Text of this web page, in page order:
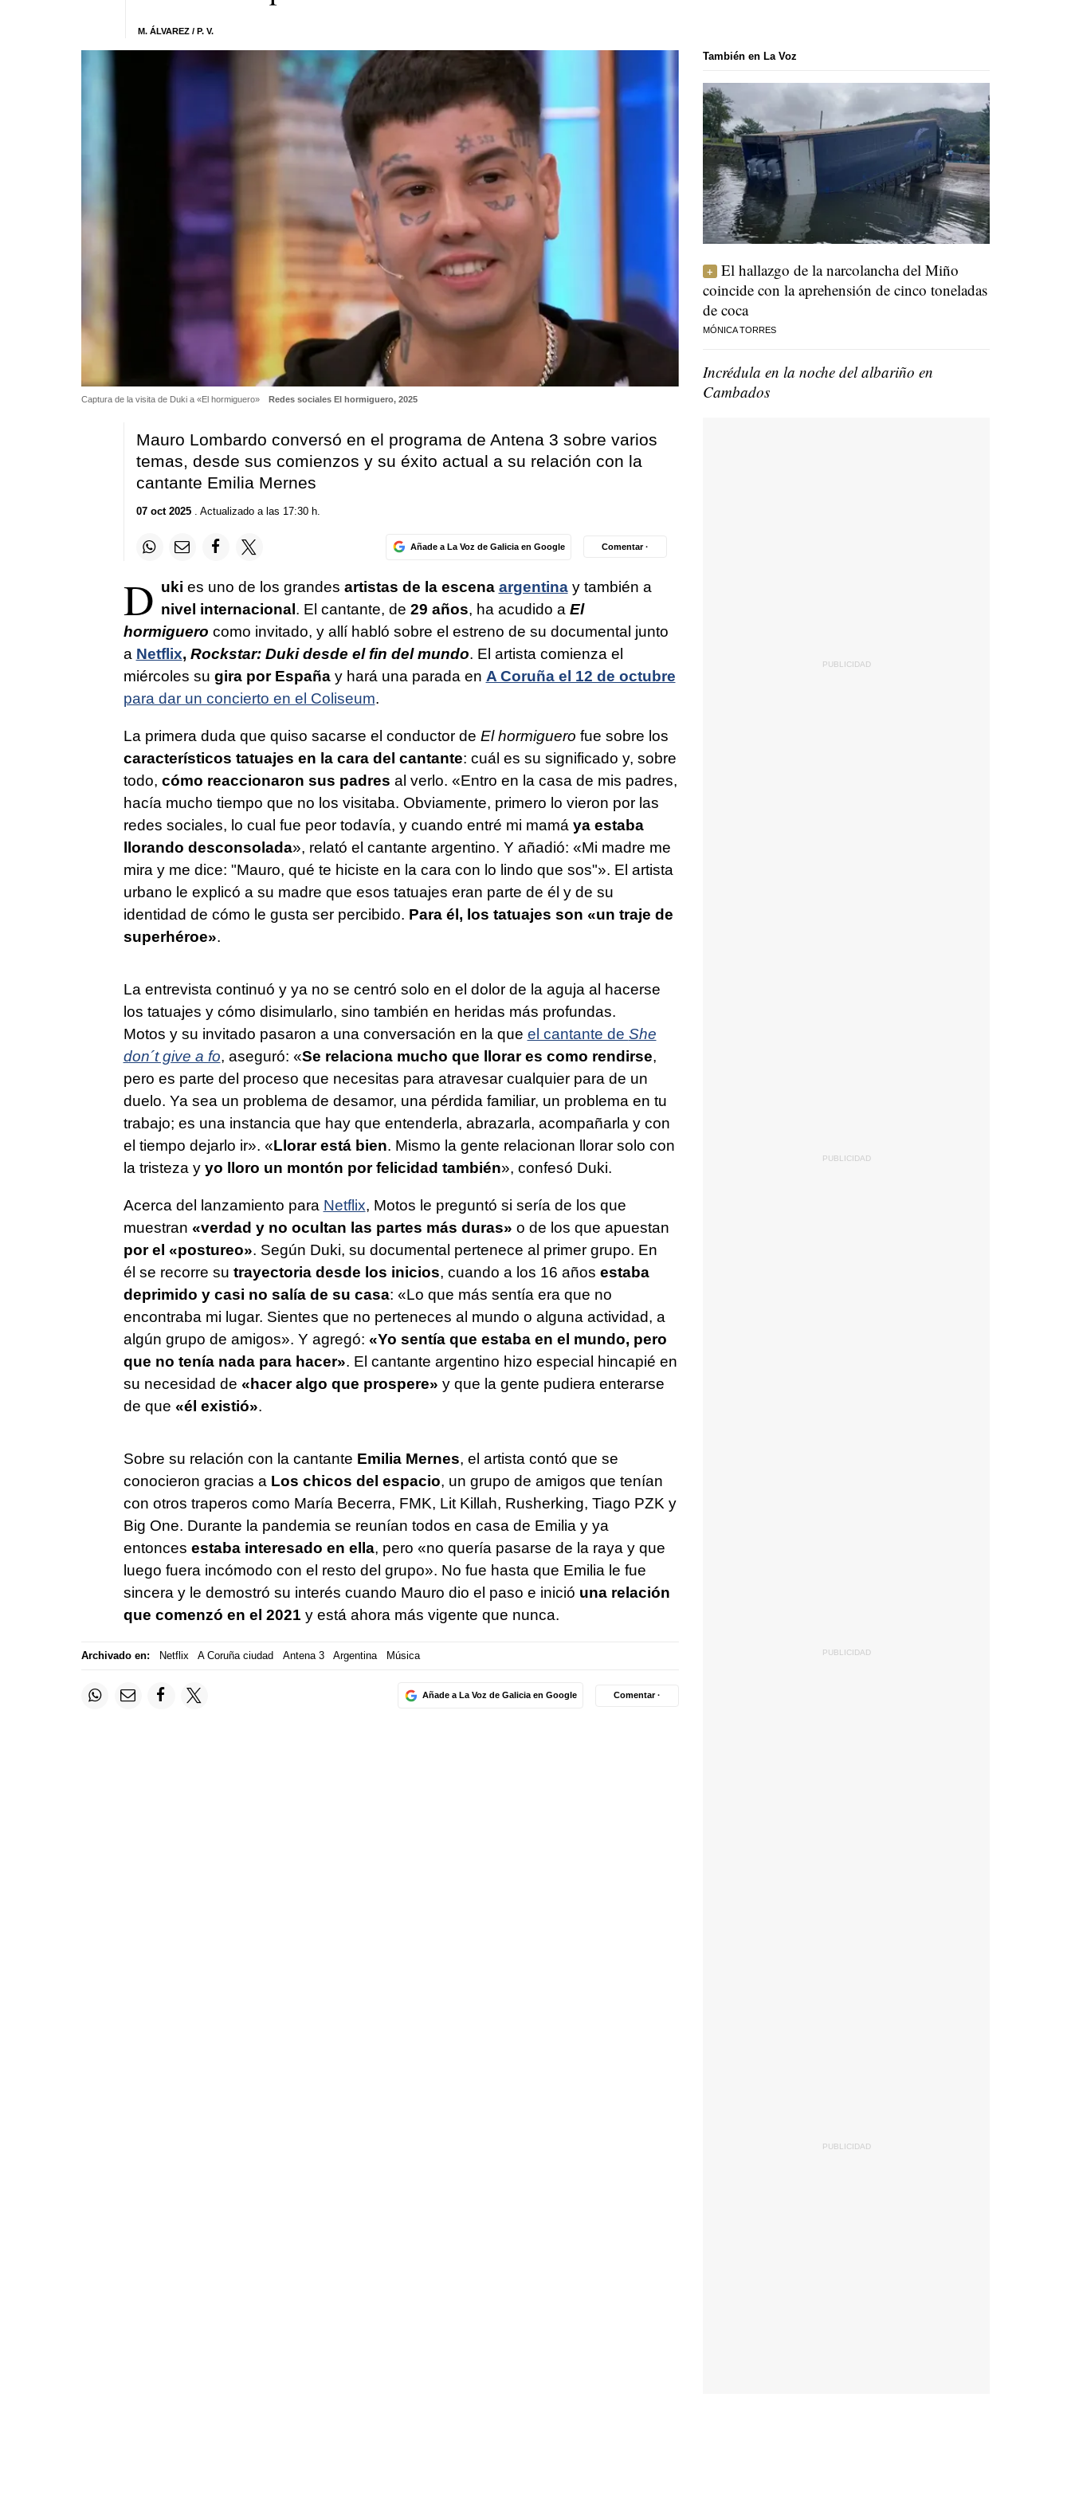
M. ÁLVAREZ / P. V.
Captura de la visita de Duki a «El hormiguero» Redes sociales El hormiguero, 2025
Mauro Lombardo conversó en el programa de Antena 3 sobre varios
temas, desde sus comienzos y su éxito actual a su relación con la
cantante Emilia Mernes
07 oct 2025. Actualizado a las 17:30 h.
Añade a La Voz de Galicia en Google Comentar ·
D uki es uno de los grandes artistas de la escena argentina y también a
nivel internacional. El cantante, de 29 años, ha acudido a El
hormiguero como invitado, y allí habló sobre el estreno de su documental junto
a Netflix, Rockstar: Duki desde el fin del mundo. El artista comienza el
miércoles su gira por Españay hará una parada en A Coruña el 12 de octubre
para dar un concierto en el Coliseum.
La primera duda que quiso sacarse el conductor de El hormiguero fue sobre los
característicos tatuajes en la cara del cantante: cuál es su significado y, sobre
todo, cómo reaccionaron sus padres al verlo. «Entro en la casa de mis padres,
hacía mucho tiempo que no los visitaba. Obviamente, primero lo vieron por las
redes sociales, lo cual fue peor todavía, y cuando entré mi mamá ya estaba
llorando desconsolada», relató el cantante argentino. Y añadió: «Mi madre me
mira y me dice: "Mauro, qué te hiciste en la cara con lo lindo que sos"». El artista
urbano le explicó a su madre que esos tatuajes eran parte de él y de su
identidad de cómo le gusta ser percibido. Para él, los tatuajes son «un traje de
superhéroe».
La entrevista continuó y ya no se centró solo en el dolor de la aguja al hacerse
los tatuajes y cómo disimularlo, sino también en heridas más profundas.
Motos y su invitado pasaron a una conversación en la que el cantante de She
don´t give a fo, aseguró: «Se relaciona mucho que llorar es como rendirse,
pero es parte del proceso que necesitas para atravesar cualquier para de un
duelo. Ya sea un problema de desamor, una pérdida familiar, un problema en tu
trabajo; es una instancia que hay que entenderla, abrazarla, acompañarla y con
el tiempo dejarlo ir». «Llorar está bien. Mismo la gente relacionan llorar solo con
la tristeza y yo lloro un montón por felicidad también», confesó Duki.
Acerca del lanzamiento para Netflix, Motos le preguntó si sería de los que
muestran «verdad y no ocultan las partes más duras» o de los que apuestan
por el «postureo». Según Duki, su documental pertenece al primer grupo. En
él se recorre su trayectoria desde los inicios, cuando a los 16 años estaba
deprimido y casi no salía de su casa: «Lo que más sentía era que no
encontraba mi lugar. Sientes que no perteneces al mundo o alguna actividad, a
algún grupo de amigos». Y agregó: «Yo sentía que estaba en el mundo, pero
que no tenía nada para hacer». El cantante argentino hizo especial hincapié en
su necesidad de «hacer algo que prospere» y que la gente pudiera enterarse
de que «él existió».
Sobre su relación con la cantante Emilia Mernes, el artista contó que se
conocieron gracias a Los chicos del espacio, un grupo de amigos que tenían
con otros traperos como María Becerra, FMK, Lit Killah, Rusherking, Tiago PZK y
Big One. Durante la pandemia se reunían todos en casa de Emilia y ya
entonces estaba interesado en ella, pero «no quería pasarse de la raya y que
luego fuera incómodo con el resto del grupo». No fue hasta que Emilia le fue
sincera y le demostró su interés cuando Mauro dio el paso e inició una relación
que comenzó en el 2021 y está ahora más vigente que nunca.
Archivado en: Netflix A Coruña ciudad Antena 3 Argentina Música
Añade a La Voz de Galicia en Google Comentar ·
También en La Voz
El hallazgo de la narcolancha del Miño
coincide con la aprehensión de cinco toneladas
de coca
MÓNICA TORRES
Incrédula en la noche del albariño en
Cambados